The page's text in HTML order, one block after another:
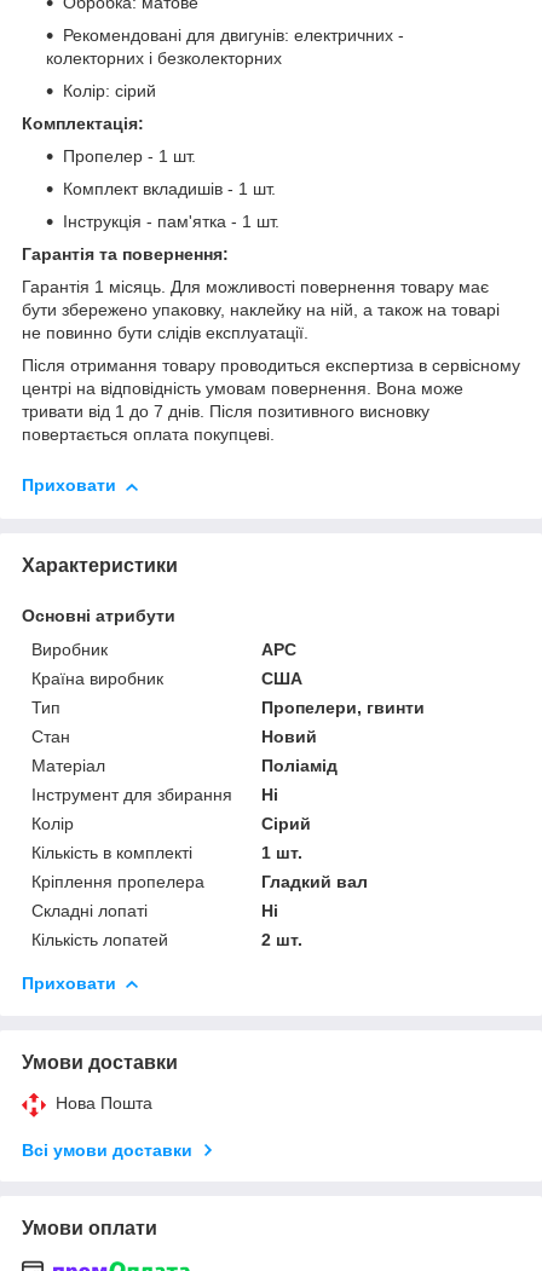
Рекомендовані для двигунів: електричних -
колекторних і безколекторних
Колір: сірий
Комплектація:
Пропелер - 1 шт.
Комплект вкладишів - 1 шт.
Інструкція - пам'ятка - 1 шт.
Гарантія та повернення:
Гарантія 1 місяць. Для можливості повернення товару має
бути збережено упаковку, наклейку на ній, а також на товарі
не повинно бути слідів експлуатації.
Після отримання товару проводиться експертиза в сервісному
центрі на відповідність умовам повернення. Вона може
тривати від 1 до 7 днів. Після позитивного висновку
повертається оплата покупцеві.
Приховати
Характеристики
Основні атрибути
Виробник
APC
Країна виробник
США
Тип
Пропелери, гвинти
Стан
Новий
Матеріал
Поліамід
Інструмент для збирання
Ні
Колір
Сірий
Кількість в комплекті
1 шт.
Кріплення пропелера
Гладкий вал
Складні лопаті
Ні
Кількість лопатей
2 шт.
Приховати
Умови доставки
Нова Пошта
Всі умови доставки
Умови оплати